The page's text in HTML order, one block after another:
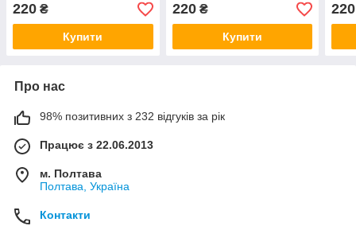
220 ₴
Купити
220₴
Купити
220
Про нас
98% позитивних з 232 відгуків за рік
Працює з 22.06.2013
м. Полтава
Полтава, Україна
Контакти